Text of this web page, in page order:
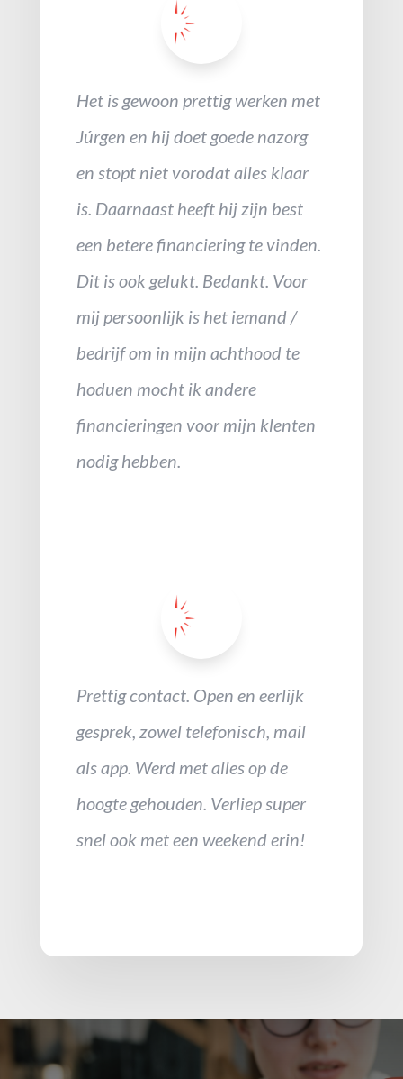
Het is gewoon prettig werken met
Júrgen en hij doet goede nazorg
en stopt niet vorodat alles klaar
is. Daarnaast heeft hij zijn best
een betere financiering te vinden.
Dit is ook gelukt. Bedankt. Voor
mij persoonlijk is het iemand /
bedrijf om in mijn achthood te
hoduen mocht ik andere
financieringen voor mijn klenten
nodig hebben.
Prettig contact. Open en eerlijk
gesprek, zowel telefonisch, mail
als app. Werd met alles op de
hoogte gehouden. Verliep super
snel ook met een weekend erin!